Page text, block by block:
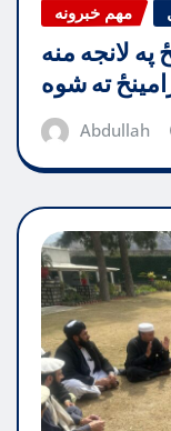
مهم خبرونه
په لانجه منه
ته شوه
Abdullah